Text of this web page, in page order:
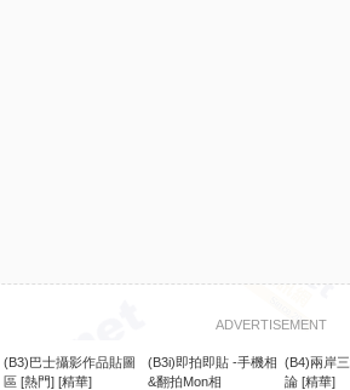
ADVERTISEMENT
(B3)巴士攝影作品貼圖
區 [熱門] [精華]
(B3i)即拍即貼 -手機相
&翻拍Mon相
(B4)兩岸
論 [精華]